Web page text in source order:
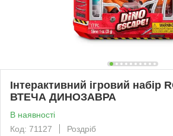
Інтерактивний ігровий набір
ВТЕЧА ДИНОЗАВРА
В наявності
Код: 71127
Роздріб